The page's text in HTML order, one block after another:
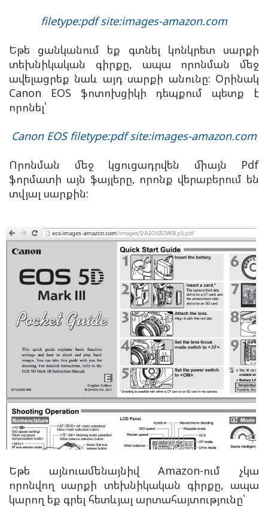
filetype:pdf site:images-amazon.com
Եթե ցանկանում եք գտնել կոնկրետ սարքի
տեխնիկական գիրքը, ապա որոնման մեջ
ավելացրեք նաև այդ սարքի անունը: Օրինակ
Canon EOS ֆոտոխցիկի դեպքում պետք է
որոնել՝
Canon EOS filetype:pdf site:images-amazon.com
Որոնման մեջ կցուցադրվեն միայն Pdf
ֆորմատի այն ֆայլերը, որոնք վերաբերում են
տվյալ սարքին:
Եթե այնուամենայնիվ Amazon-ում չկա
որոնվող սարքի տեխնիկական գիրքը, ապա
կարող եք գրել հետևյալ արտահայտությունը՝